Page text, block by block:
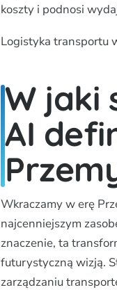
koszty i podnosi
Logistyka transportu
W jaki
AI
Wkraczamy w erę
najcenniejszym
znaczenie, ta
futurystyczną wizją.
zarządzaniu